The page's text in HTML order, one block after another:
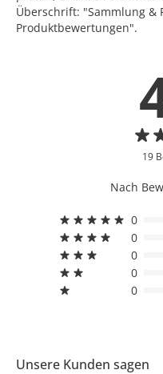
Überschrift: "Sammlung &
Produktbewertungen".
19
Nach
0
0
0
0
0
Unsere Kunden sagen